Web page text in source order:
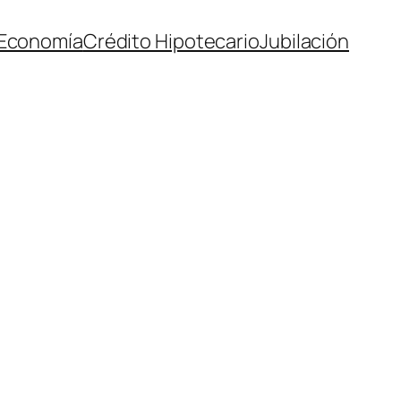
Crédito HipotecarioJubilación